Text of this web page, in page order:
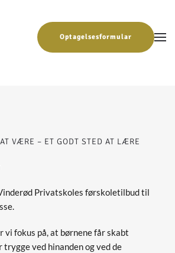
Optagelsesformular
VÆRE – ET GODT STED AT LÆRE
Privatskoles førskoletilbud til
fokus på, at børnene får skabt
trygge ved hinanden og ved de